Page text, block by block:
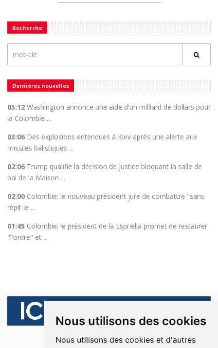
Nous utilisons des cookies
Nous utilisons des cookies et d'autres
Recherche
Dernières nouvelles
05:12 Washington annonce une aide d'un milliard de dollars pour
la Colombie ...
03:06 Des explosions entendues à Kiev après une alerte aux
missiles balistiques ...
02:06 Trump qualifie la décision de justice bloquant la salle de
bal de la Maison ...
02:00 Colombie: le nouveau président jure de combattre "sans
répit le ...
01:45 Colombie: le président de la Espriella promet de restaurer
"l'ordre" et ...
© 2026 Ici Beyrouth. Tous les droits sont réservés.